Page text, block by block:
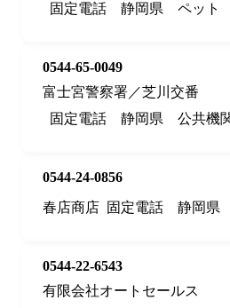
固定電話
静岡県 ペット
0544-65-0049
富士宮警察署／芝川交番
固定電話
静岡県 公共機
0544-24-0856
春店商店 固定電話 静岡県
0544-22-6543
有限会社オートセールス